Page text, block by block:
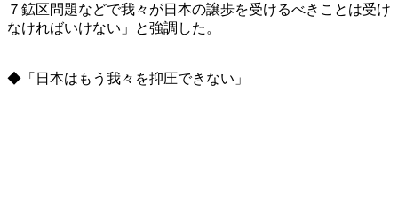
７鉱区問題などで我々が日本の譲歩を受けるべきことは受け
なければいけない」と強調した。
◆「日本はもう我々を抑圧できない」